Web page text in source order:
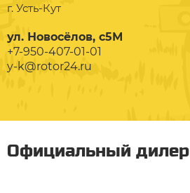
г. Усть-Кут
ул. Новосёлов, с5М
+7-950-407-01-01
y-k@rotor24.ru
Официальный дилер